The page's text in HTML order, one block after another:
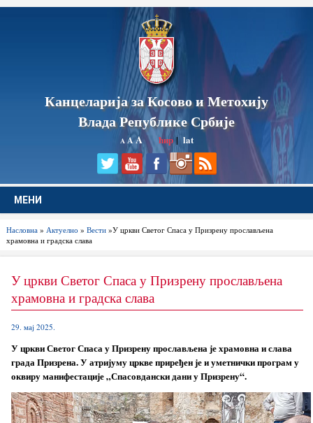
Канцеларија за Косово и Метохију
Влада Републике Србије
A AA ћир|lat
МЕНИ
Насловна» Актуелно » Вести»У цркви Светог Спаса у Призрену прослављена
храмовна и градска слава
У цркви Светог Спаса у Призрену прослављена
храмовна и градска слава
29. мај 2025.
У цркви Светог Спаса у Призрену прослављена је храмовна и слава
града Призрена. У атријуму цркве приређен је и уметнички програм у
оквиру манифестације „Спасовдански дани у Призрену“.